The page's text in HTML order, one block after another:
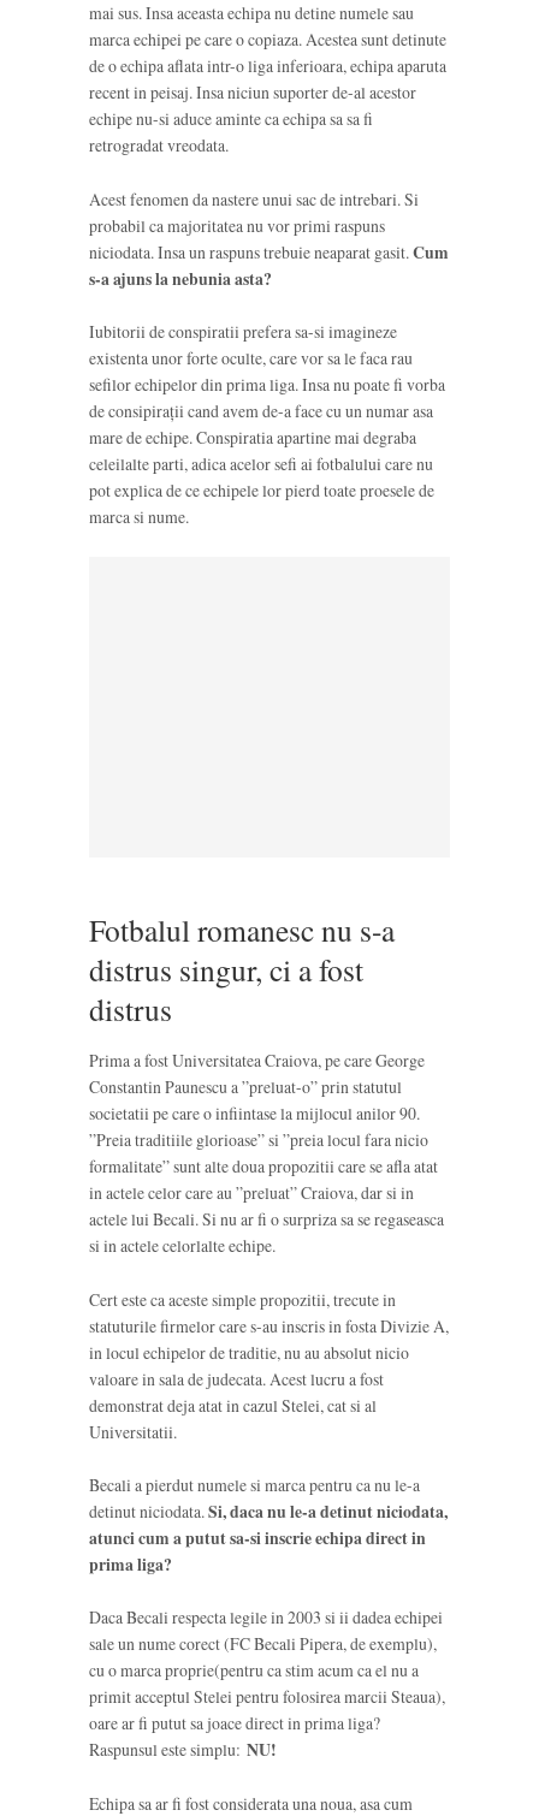
mai sus. Insa aceasta echipa nu detine numele sau
marca echipei pe care o copiaza. Acestea sunt detinute
de o echipa aflata intr-o liga inferioara, echipa aparuta
recent in peisaj. Insa niciun suporter de-al acestor
echipe nu-si aduce aminte ca echipa sa sa fi
retrogradat vreodata.
Acest fenomen da nastere unui sac de intrebari. Si
probabil ca majoritatea nu vor primi raspuns
niciodata. Insa un raspuns trebuie neaparat gasit. Cum
s-a ajuns la nebunia asta?
Iubitorii de conspiratii prefera sa-si imagineze
existenta unor forte oculte, care vor sa le faca rau
sefilor echipelor din prima liga. Insa nu poate fi vorba
de consipirații cand avem de-a face cu un numar asa
mare de echipe. Conspiratia apartine mai degraba
celeilalte parti, adica acelor sefi ai fotbalului care nu
pot explica de ce echipele lor pierd toate proesele de
marca si nume.
Fotbalul romanesc nu s-a
distrus singur, ci a fost
distrus
Prima a fost Universitatea Craiova, pe care George
Constantin Paunescu a ”preluat-o” prin statutul
societatii pe care o infiintase la mijlocul anilor 90.
”Preia traditiile glorioase” si ”preia locul fara nicio
formalitate” sunt alte doua propozitii care se afla atat
in actele celor care au ”preluat” Craiova, dar si in
actele lui Becali. Si nu ar fi o surpriza sa se regaseasca
si in actele celorlalte echipe.
Cert este ca aceste simple propozitii, trecute in
statuturile firmelor care s-au inscris in fosta Divizie A,
in locul echipelor de traditie, nu au absolut nicio
valoare in sala de judecata. Acest lucru a fost
demonstrat deja atat in cazul Stelei, cat si al
Universitatii.
Becali a pierdut numele si marca pentru ca nu le-a
detinut niciodata.Si, daca nu le-a detinut niciodata,
atunci cum a putut sa-si inscrie echipa direct in
prima liga?
Daca Becali respecta legile in 2003 si ii dadea echipei
sale un nume corect (FC Becali Pipera, de exemplu),
cu o marca proprie(pentru ca stim acum ca el nu a
primit acceptul Stelei pentru folosirea marcii Steaua),
oare ar fi putut sa joace direct in prima liga?
Raspunsul este simplu: NU!
Echipa sa ar fi fost considerata una noua, asa cum